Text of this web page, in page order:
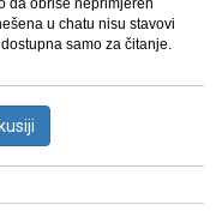
da obriše neprimjeren
u chatu nisu stavovi
samo za čitanje.